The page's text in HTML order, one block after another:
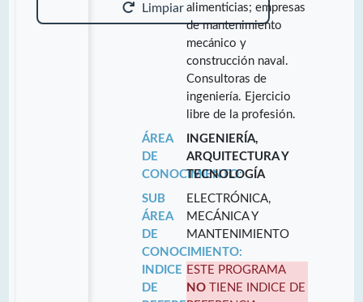
Limpiar alimenticias; empresas
de mantenimiento
mecánico y
construcción naval.
Consultoras de
ingeniería. Ejercicio
libre de la profesión.
ÁREA
DE
CONOCIMIENTO:
INGENIERÍA,
ARQUITECTURA Y
TECNOLOGÍA
SUB
ÁREA
DE
CONOCIMIENTO:
ELECTRÓNICA,
MECÁNICA Y
MANTENIMIENTO
INDICE
DE
ESTE PROGRAMA
NO TIENE INDICE DE